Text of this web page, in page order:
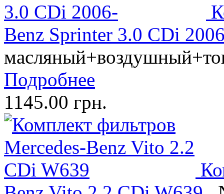
Benz Sprinter 3.0 CDi
Подробнее
1145.00 грн.